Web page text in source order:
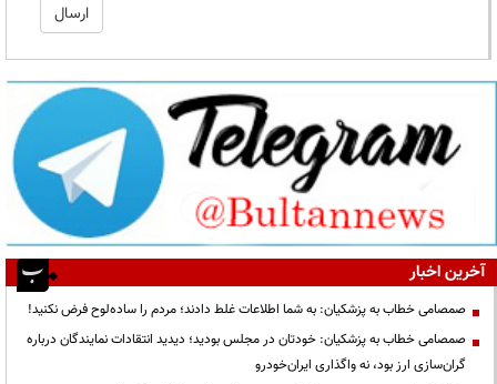
آخرین اخبار
صمصامی خطاب به پزشکیان: به شما اطلاعات غلط دادند؛ مردم را ساده‌لوح فرض نکنید!
صمصامی خطاب به پزشکیان: خودتان در مجلس بودید؛ دیدید انتقادات نمایندگان درباره
گران‌سازی ارز بود، نه واگذاری ایران‌خودرو